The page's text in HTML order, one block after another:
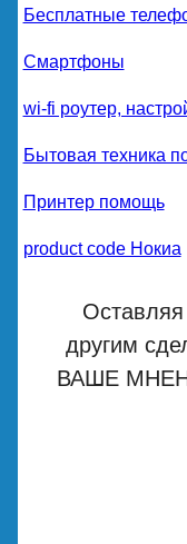
Бесплатные
Смартфоны
wi-fi роутер,
Бытовая техника
Принтер помощь
product code Нокиа
другим
ВАШЕ